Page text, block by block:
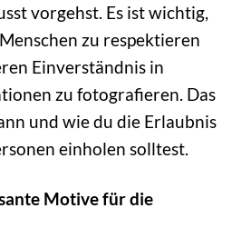
vorgehst. Es ist wichtig,
zu respektieren
Einverständnis in
zu fotografieren. Das
und wie du die Erlaubnis
einholen solltest.
Motive für die